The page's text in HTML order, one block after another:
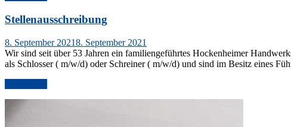
für
Ihre
Renovierung
–
Profitieren
Sie
von
20%
BEG
Stellenausschreibung
Veröffentlicht
am
8. September 20218. September 2021
Wir sind seit über 53 Jahren ein familiengeführtes Hockenheimer
als Schlosser ( m/w/d) oder Schreiner ( m/w/d) und sind im Besitz eines